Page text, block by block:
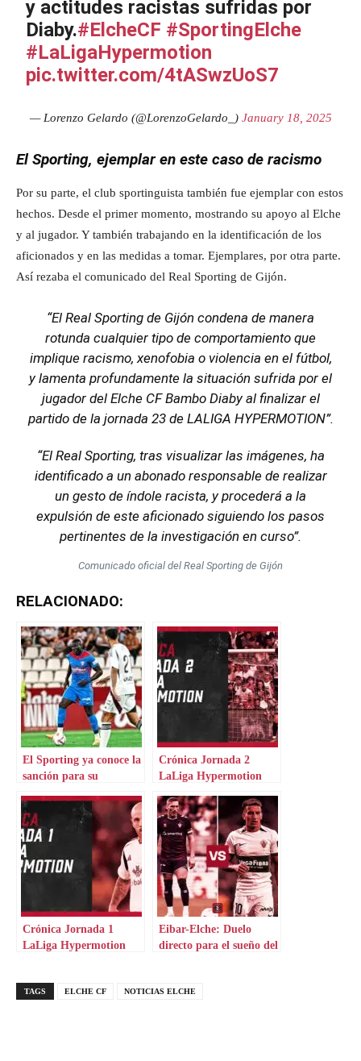
y actitudes racistas sufridas por
Diaby.#ElcheCF #SportingElche
#LaLigaHypermotion
pic.twitter.com/4tASwzUoS7
— Lorenzo Gelardo (@LorenzoGelardo_) January 18, 2025
El Sporting, ejemplar en este caso de racismo
Por su parte, el club sportinguista también fue ejemplar con estos
hechos. Desde el primer momento, mostrando su apoyo al Elche
y al jugador. Y también trabajando en la identificación de los
aficionados y en las medidas a tomar. Ejemplares, por otra parte.
Así rezaba el comunicado del Real Sporting de Gijón.
“El Real Sporting de Gijón condena de manera
rotunda cualquier tipo de comportamiento que
implique racismo, xenofobia o violencia en el fútbol,
y lamenta profundamente la situación sufrida por el
jugador del Elche CF Bambo Diaby al finalizar el
partido de la jornada 23 de LALIGA HYPERMOTION”.
“El Real Sporting, tras visualizar las imágenes, ha
identificado a un abonado responsable de realizar
un gesto de índole racista, y procederá a la
expulsión de este aficionado siguiendo los pasos
pertinentes de la investigación en curso”.
Comunicado oficial del Real Sporting de Gijón
RELACIONADO:
El Sporting ya conoce la
sanción para su
Crónica Jornada 2
LaLiga Hypermotion
Crónica Jornada 1
LaLiga Hypermotion
Eibar-Elche: Duelo
directo para el sueño del
TAGS ELCHE CF NOTICIAS ELCHE